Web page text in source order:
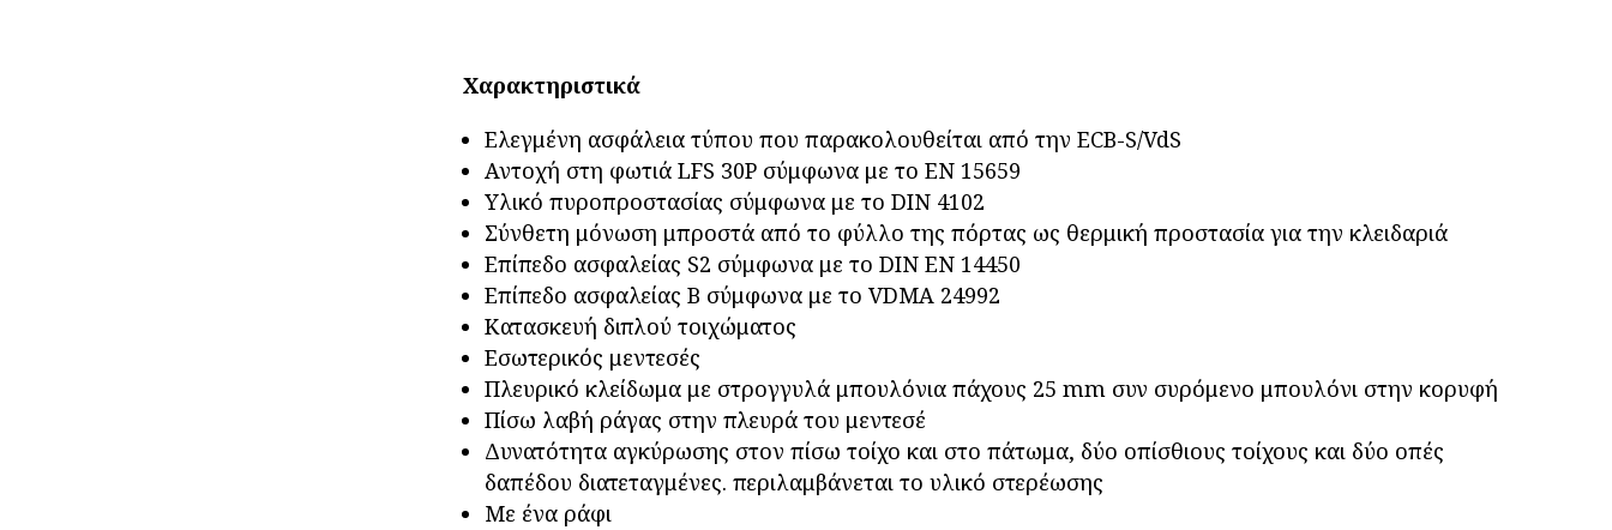
Χαρακτηριστικά
Ελεγμένη ασφάλεια τύπου που παρακολουθείται από την ECB-S/VdS
Αντοχή στη φωτιά LFS 30P σύμφωνα με το EN 15659
Υλικό πυροπροστασίας σύμφωνα με το DIN 4102
Σύνθετη μόνωση μπροστά από το φύλλο της πόρτας ως θερμική προστασία για την κλειδαριά
Επίπεδο ασφαλείας S2 σύμφωνα με το DIN EN 14450
Επίπεδο ασφαλείας Β σύμφωνα με το VDMA 24992
Κατασκευή διπλού τοιχώματος
Εσωτερικός μεντεσές
Πλευρικό κλείδωμα με στρογγυλά μπουλόνια πάχους 25 mm συν συρόμενο μπουλόνι στην κορυφή
Πίσω λαβή ράγας στην πλευρά του μεντεσέ
Δυνατότητα αγκύρωσης στον πίσω τοίχο και στο πάτωμα, δύο οπίσθιους τοίχους και δύο οπές
δαπέδου διατεταγμένες. περιλαμβάνεται το υλικό στερέωσης
Με ένα ράφι